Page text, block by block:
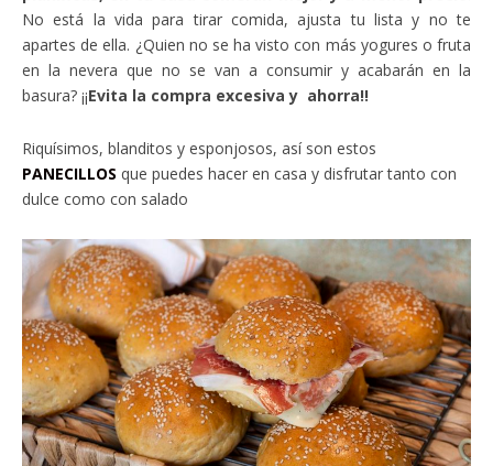
No está la vida para tirar comida, ajusta tu lista y no te
apartes de ella. ¿Quien no se ha visto con más yogures o fruta
en la nevera que no se van a consumir y acabarán en la
basura? ¡¡Evita la compra excesiva y ahorra!!
Riquísimos, blanditos y esponjosos, así son estos
PANECILLOS que puedes hacer en casa y disfrutar tanto con
dulce como con salado